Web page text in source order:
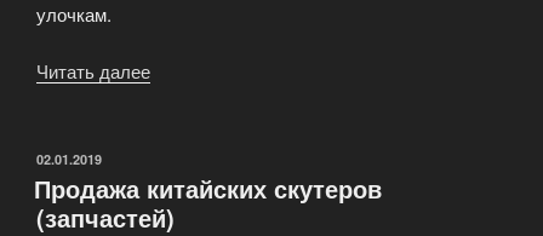
улочкам.
Читать далее
новых
ощущений»
ОПУБЛИКОВАНО
02.01.2019
Продажа китайских скутеров
(запчастей)